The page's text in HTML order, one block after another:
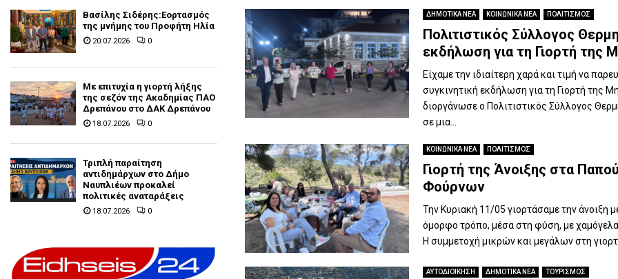
ΔΗΜΟΤΙΚΑ ΝΕΑ ΚΟΙΝΩΝΙΚΑ ΝΕΑ ΠΟΛΙΤΙΣΜΟΣ
Πολιτιστικός Σύλλογος
εκδήλωση για τη Γιορτή της
Είχαμε την ιδιαίτερη χαρά και τιμή να
συγκινητική εκδήλωση για τη Γιορτή της
διοργάνωσε ο Πολιτιστικός Σύλλογος
σε μια...
ΚΟΙΝΩΝΙΚΑ ΝΕΑ ΠΟΛΙΤΙΣΜΟΣ
Γιορτή της Άνοιξης στα
Φούρνων
Την Κυριακή 11/05 γιορτάσαμε την άνοιξη
όμορφο τρόπο, μέσα στη φύση, με χαμόγελα
Η συμμετοχή μικρών και μεγάλων στη
ΑΥΤΟΔΙΟΙΚΗΣΗ ΔΗΜΟΤΙΚΑ ΝΕΑ ΤΟΥΡΙΣΜΟΣ
Βασίλης Σιδέρης:Εορτασμός
της μνήμης του Προφήτη Ηλία
20.07.2026 0
Με επιτυχία η γιορτή λήξης
της σεζόν της Ακαδημίας ΠΑΟ
Δρεπάνου στο ΔΑΚ Δρεπάνου
18.07.2026 0
Τριπλή παραίτηση
αντιδημάρχων στο Δήμο
Ναυπλιέων προκαλεί
πολιτικές αναταράξεις
18.07.2026 0